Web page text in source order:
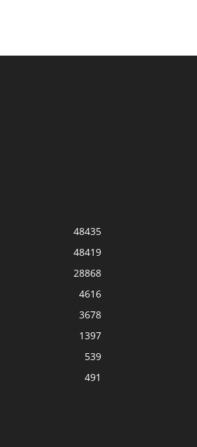
48435
48419
28868
4616
3678
1397
539
491